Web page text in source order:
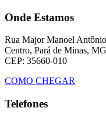
Onde Estamos
Rua Major Manoel
Centro, Pará de Minas, MG
CEP: 35660-010
COMO CHEGAR
Telefones